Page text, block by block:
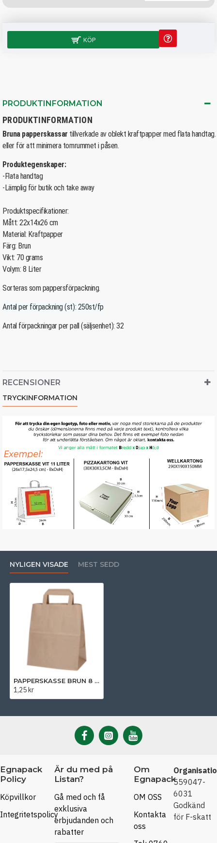
KÖP
PRODUKTINFORMATION
PRODUKTINFORMATION
Bruna papperskassar tillverkade av oblekt kraftpapper med flata
eller för att minimera tomrummet i påsen.
Produktegenskaper:
-Flata handtag
-Lämplig för butik och take away
Produktspecifikationer:
Mått: 22x14x26 cm
Material: Kraftpapper
Färg: Brun
Vikt: 70 grams
Volym: 8 Liter
Sorteras som pappersförpackning.
Antal per förpackning (st): 250st/fp
Antal förpackningar per pall (säljsenhet): 32
RECENSIONER
TRYCKINFORMATION
NYLIGEN VISADE MEST SEDD
PAPPERSKASSE BRUN 8 LITER - 22x14x26 cm
1,25 kr
Egnapack
Policy
Köpvillkor
Integritetspolicy
Är du med på
Listan?
Gå med och få
exklusiva
erbjudanden och
rabatter
Om
Egnapack
OM OSS
Kontakta
oss
559047-
6031
Godkänd
för F-skatt